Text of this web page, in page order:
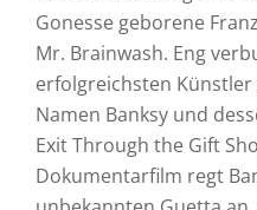
Gonesse geborene
Mr. Brainwash. Eng
erfolgreichsten
Namen Banksy und
Exit Through the Gift
Dokumentarfilm regt